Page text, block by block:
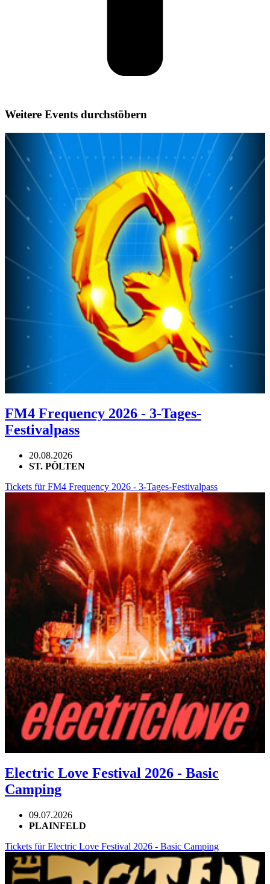
Weitere Events durchstöbern
FM4 Frequency 2026 - 3-Tages-
Festivalpass
20.08.2026
ST. PÖLTEN
Tickets für FM4 Frequency 2026 - 3-Tages-Festivalpass
Electric Love Festival 2026 - Basic
Camping
09.07.2026
PLAINFELD
Tickets für Electric Love Festival 2026 - Basic Camping